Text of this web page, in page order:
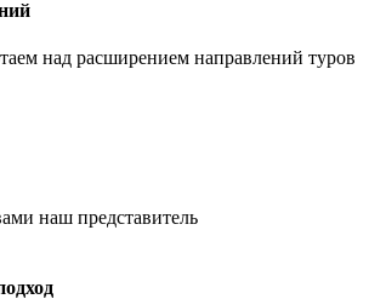
над расширением направлений туров
наш представитель